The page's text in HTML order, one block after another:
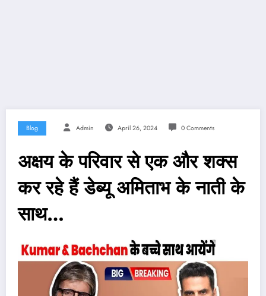
Blog Admin April 26, 2024 0 Comments
अक्षय के परिवार से एक और शक्स
कर रहे हैं डेब्यू अमिताभ के नाती के
साथ…